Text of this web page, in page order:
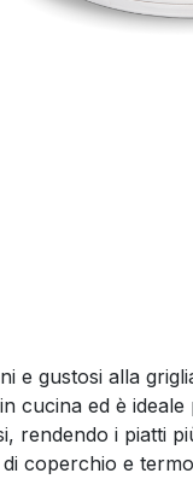
e gustosi alla
cucina ed è
rendendo i piatti
coperchio e